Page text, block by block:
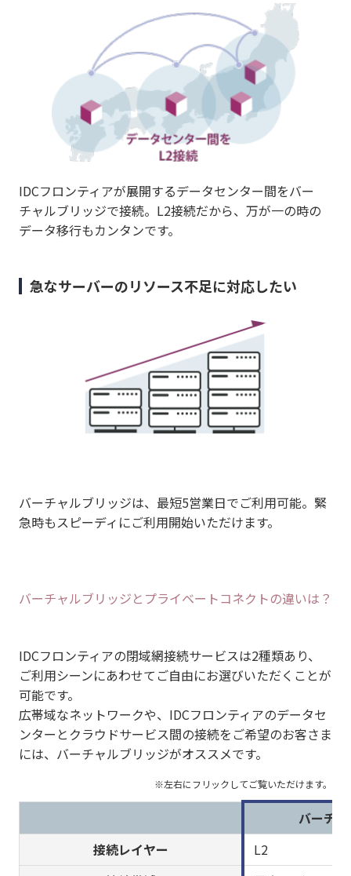
IDCフロンティアが展開するデータセンター間をバー
チャルブリッジで接続。L2接続だから、万が一の時の
データ移行もカンタンです。
急なサーバーのリソース不足に対応したい
バーチャルブリッジは、最短5営業日でご利用可能。緊
急時もスピーディにご利用開始いただけます。
バーチャルブリッジとプライベートコネクトの違いは？
IDCフロンティアの閉域網接続サービスは2種類あり、
ご利用シーンにあわせてご自由にお選びいただくことが
可能です。
広帯域なネットワークや、IDCフロンティアのデータセ
ンターとクラウドサービス間の接続をご希望のお客さま
には、バーチャルブリッジがオススメです。
バーチ
接続レイヤー
L2